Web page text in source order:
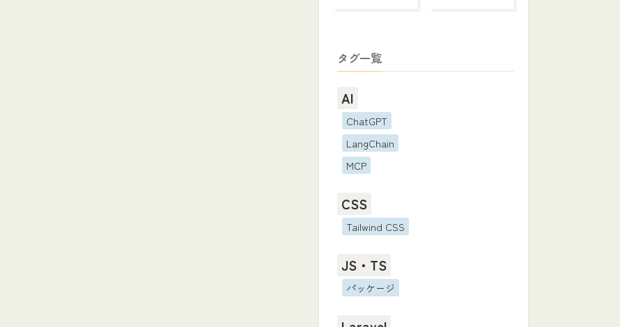
タグ一覧
AI
ChatGPT
LangChain
MCP
CSS
Tailwind CSS
JS・TS
パッケージ